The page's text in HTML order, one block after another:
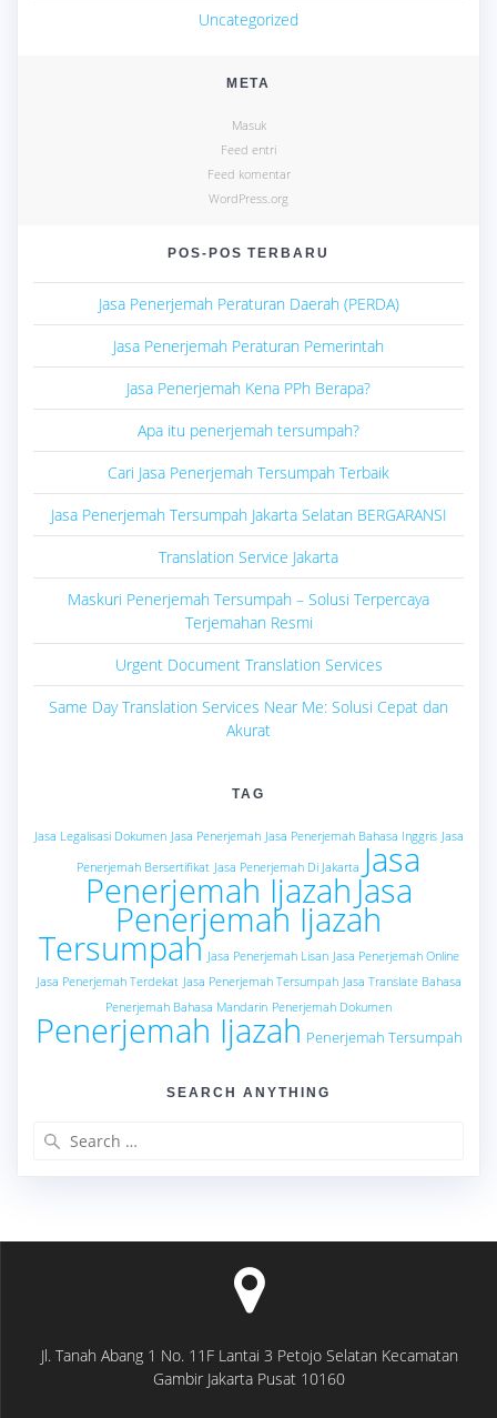
Uncategorized
META
Masuk
Feed entri
Feed komentar
WordPress.org
POS-POS TERBARU
Jasa Penerjemah Peraturan Daerah (PERDA)
Jasa Penerjemah Peraturan Pemerintah
Jasa Penerjemah Kena PPh Berapa?
Apa itu penerjemah tersumpah?
Cari Jasa Penerjemah Tersumpah Terbaik
Jasa Penerjemah Tersumpah Jakarta Selatan BERGARANSI
Translation Service Jakarta
Maskuri Penerjemah Tersumpah – Solusi Terpercaya
Terjemahan Resmi
Urgent Document Translation Services
Same Day Translation Services Near Me: Solusi Cepat dan
Akurat
TAG
Jasa Legalisasi Dokumen Jasa Penerjemah Jasa Penerjemah Bahasa Inggris Jasa
Penerjemah Bersertifikat Jasa Penerjemah Di Jakarta Jasa
Penerjemah Ijazah Jasa
Penerjemah Ijazah
Tersumpah Jasa Penerjemah Lisan Jasa Penerjemah Online
Jasa Penerjemah Terdekat Jasa Penerjemah Tersumpah Jasa Translate Bahasa
Penerjemah Bahasa Mandarin Penerjemah Dokumen
Penerjemah Ijazah Penerjemah Tersumpah
SEARCH ANYTHING
Jl. Tanah Abang 1 No. 11F Lantai 3 Petojo Selatan Kecamatan
Gambir Jakarta Pusat 10160